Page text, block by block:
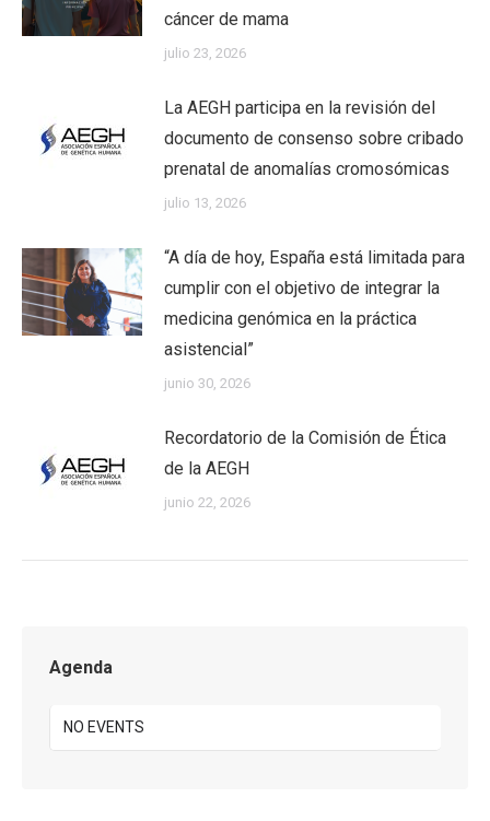
cáncer de mama
julio 23, 2026
La AEGH participa en la revisión del
documento de consenso sobre cribado
prenatal de anomalías cromosómicas
julio 13, 2026
“A día de hoy, España está limitada para
cumplir con el objetivo de integrar la
medicina genómica en la práctica
asistencial”
junio 30, 2026
Recordatorio de la Comisión de Ética
de la AEGH
junio 22, 2026
Agenda
NO EVENTS